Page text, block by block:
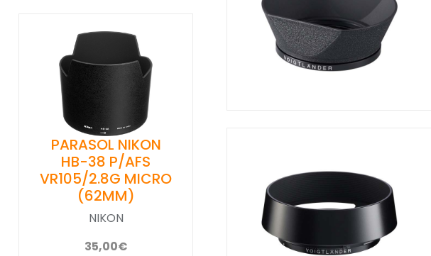
PARASOL NIKON
HB-38 P/AFS
VR105/2.8G MICRO
(62MM)
NIKON
35,00€